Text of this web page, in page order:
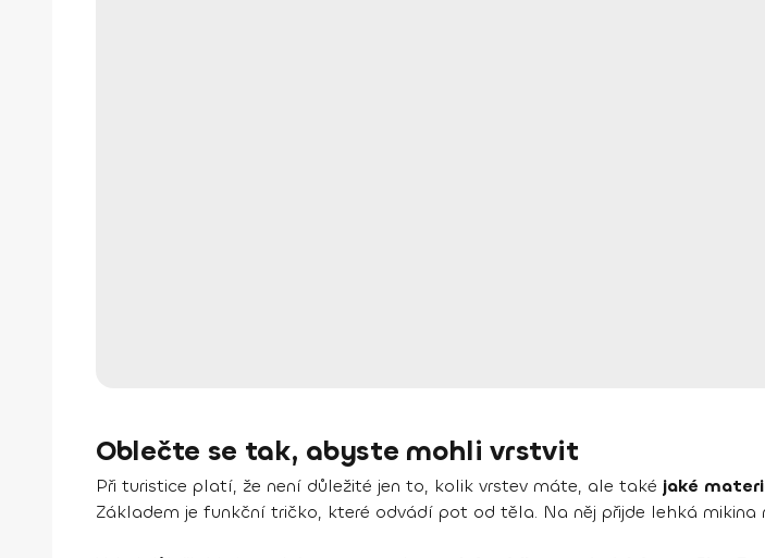
Oblečte se tak, abyste mohli vrstvit
Při turistice platí, že není důležité jen to, kolik vrstev máte, ale také jaké
Základem je funkční tričko, které odvádí pot od těla. Na něj přijde lehká